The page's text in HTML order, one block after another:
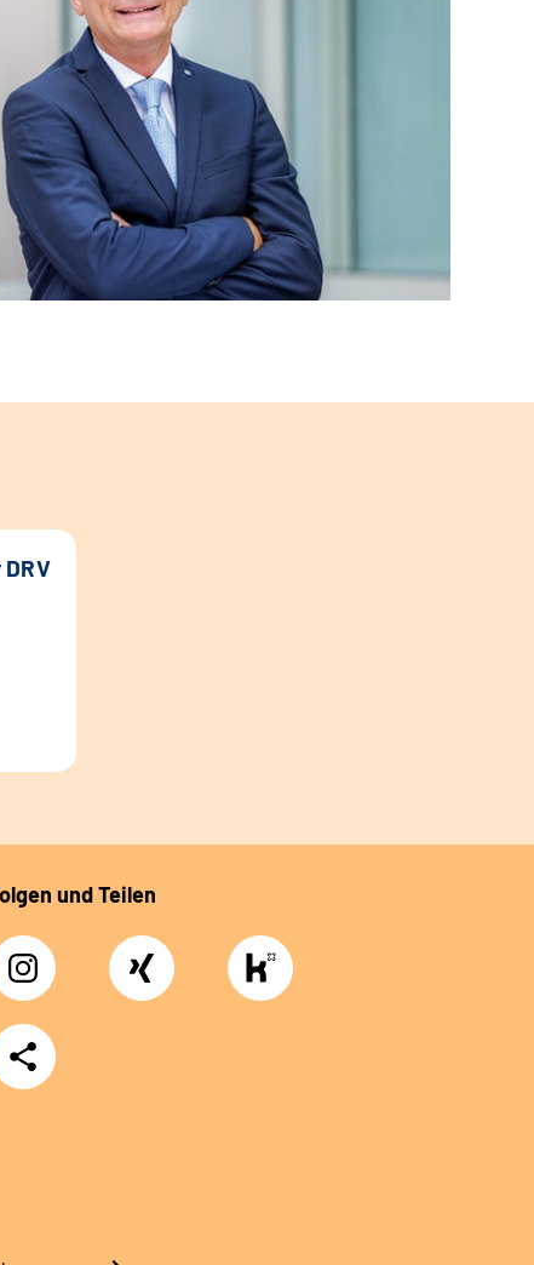
und Teilen
Instagram Xing
https://www.kununu.com/de/deutsche-
rentenversicherung-
nordbayern6
Teilen